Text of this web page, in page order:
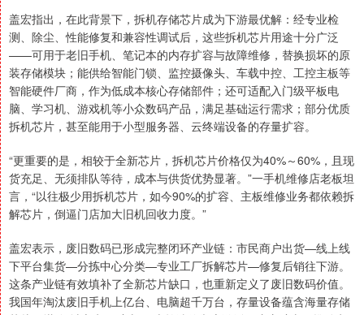
盖宏指出，在此背景下，拆机存储芯片成为下游最优解：经专业检
测、除尘、性能修复和兼容性调试后，这些拆机芯片用途十分广泛
——可用于老旧手机、笔记本的内存扩容与故障维修，替换损坏的原
装存储模块；能供给智能门锁、监控摄像头、车载中控、工控主板等
智能硬件厂商，作为低成本核心存储部件；还可适配入门级平板电
脑、学习机、游戏机等小众数码产品，满足基础运行需求；部分优质
拆机芯片，甚至能用于小型服务器、云终端设备的存量扩容。
“更重要的是，相较于全新芯片，拆机芯片价格仅为40%～60%，且现
货充足、无须排队等待，成本与供货优势显著。”一手机维修店老板坦
言，“以往极少用拆机芯片，如今90%的扩容、主板维修业务都依赖拆
解芯片，倒逼门店加大旧机回收力度。”
盖宏表示，废旧数码已形成完整闭环产业链：市民商户出货—线上线
下平台集货—分拣中心分类—专业工厂拆解芯片—修复后销往下游。
这条产业链有效填补了全新芯片缺口，也重新定义了废旧数码价值。
我国年淘汰废旧手机上亿台、电脑超千万台，存量设备蕴含海量存储